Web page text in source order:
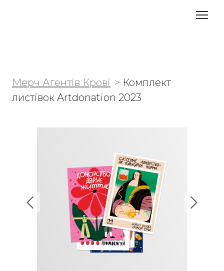
Мерч Агентів Крові
Комплект
листівок Artdonation 2023